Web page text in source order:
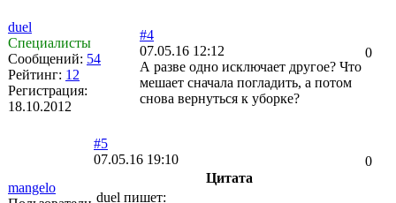
duel
Специалисты
Сообщений: 54
Рейтинг: 12
Регистрация:
18.10.2012
#4
0
07.05.16 12:12
А разве одно исключает другое? Что
мешает сначала погладить, а потом
снова вернуться к уборке?
mangelo
#5
0
07.05.16 19:10
Цитата
duel пишет: